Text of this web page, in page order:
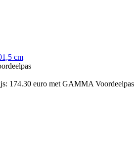
cm
174.30 euro met GAMMA Voordeelpas